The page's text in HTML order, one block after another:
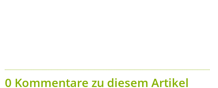
0 Kommentare zu diesem Artikel